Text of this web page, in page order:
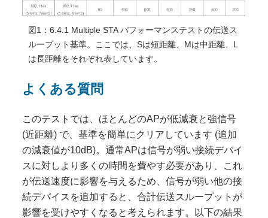
図1：6.4.1 Multiple STA パフォーマンステストの伝送ス
ループット基準。
ここでは、Sは短距離、Mは中距離、L
は長距離をそれぞれ表しています。
よくある質問
このテストでは、ほとんどのAPが低減衰と強信号
(近距離) で、基準を簡単にクリアしています (追加
の減衰値が10dB)。通常APは信号が弱い接続デバイ
スに対しより多くの時間を費やす必要があり、これ
が伝送速度に影響を与えるため、信号が弱い他の接
続デバイスを追加すると、合計伝送スループットが
影響を受けやすくなると考えられます。以下の結果